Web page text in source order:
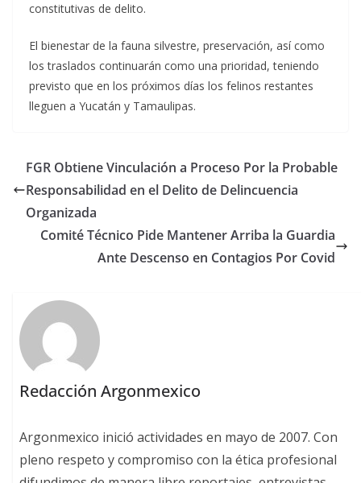
constitutivas de delito.
El bienestar de la fauna silvestre, preservación, así como
los traslados continuarán como una prioridad, teniendo
previsto que en los próximos días los felinos restantes
lleguen a Yucatán y Tamaulipas.
FGR Obtiene Vinculación a Proceso Por la Probable
Responsabilidad en el Delito de Delincuencia
Organizada
Comité Técnico Pide Mantener Arriba la Guardia
Ante Descenso en Contagios Por Covid
Redacción Argonmexico
Argonmexico inició actividades en mayo de 2007. Con
pleno respeto y compromiso con la ética profesional